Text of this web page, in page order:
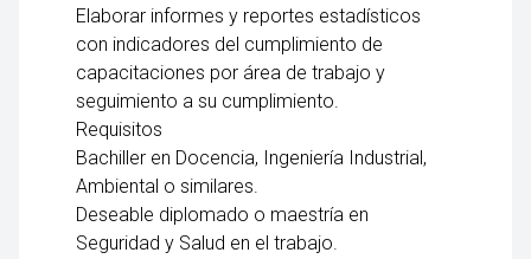
Elaborar informes y reportes estadísticos
con indicadores del cumplimiento de
capacitaciones por área de trabajo y
seguimiento a su cumplimiento.
Requisitos
Bachiller en Docencia, Ingeniería Industrial,
Ambiental o similares.
Deseable diplomado o maestría en
Seguridad y Salud en el trabajo.